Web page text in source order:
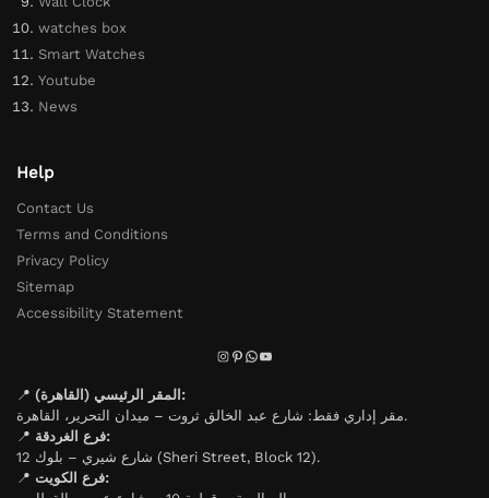
watches box
Smart Watches
Youtube
News
Help
Contact Us
Terms and Conditions
Privacy Policy
Sitemap
Accessibility Statement
📍
المقر الرئيسي (القاهرة):
مقر إداري فقط: شارع عبد الخالق ثروت – ميدان التحرير، القاهرة.
📍
فرع الغردقة:
شارع شيري – بلوك 12 (Sheri Street, Block 12).
📍
فرع الكويت: